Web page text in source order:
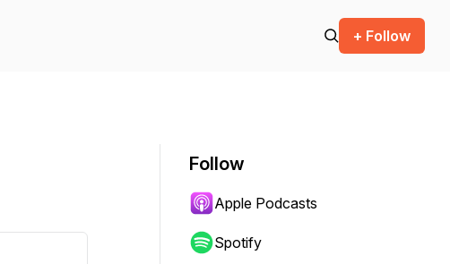
+ Follow
Follow
Apple Podcasts
Spotify